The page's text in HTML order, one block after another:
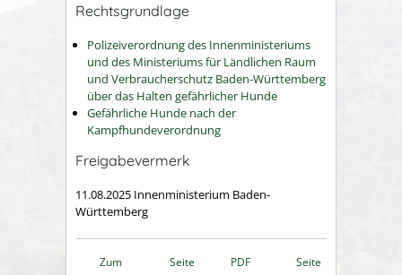
Rechtsgrundlage
Polizeiverordnung des Innenministeriums
und des Ministeriums für Ländlichen Raum
und Verbraucherschutz Baden-Württemberg
über das Halten gefährlicher Hunde
Gefährliche Hunde nach der
Kampfhundeverordnung
Freigabevermerk
11.08.2025 Innenministerium Baden-
Württemberg
Zum
Seite
PDF
Seite